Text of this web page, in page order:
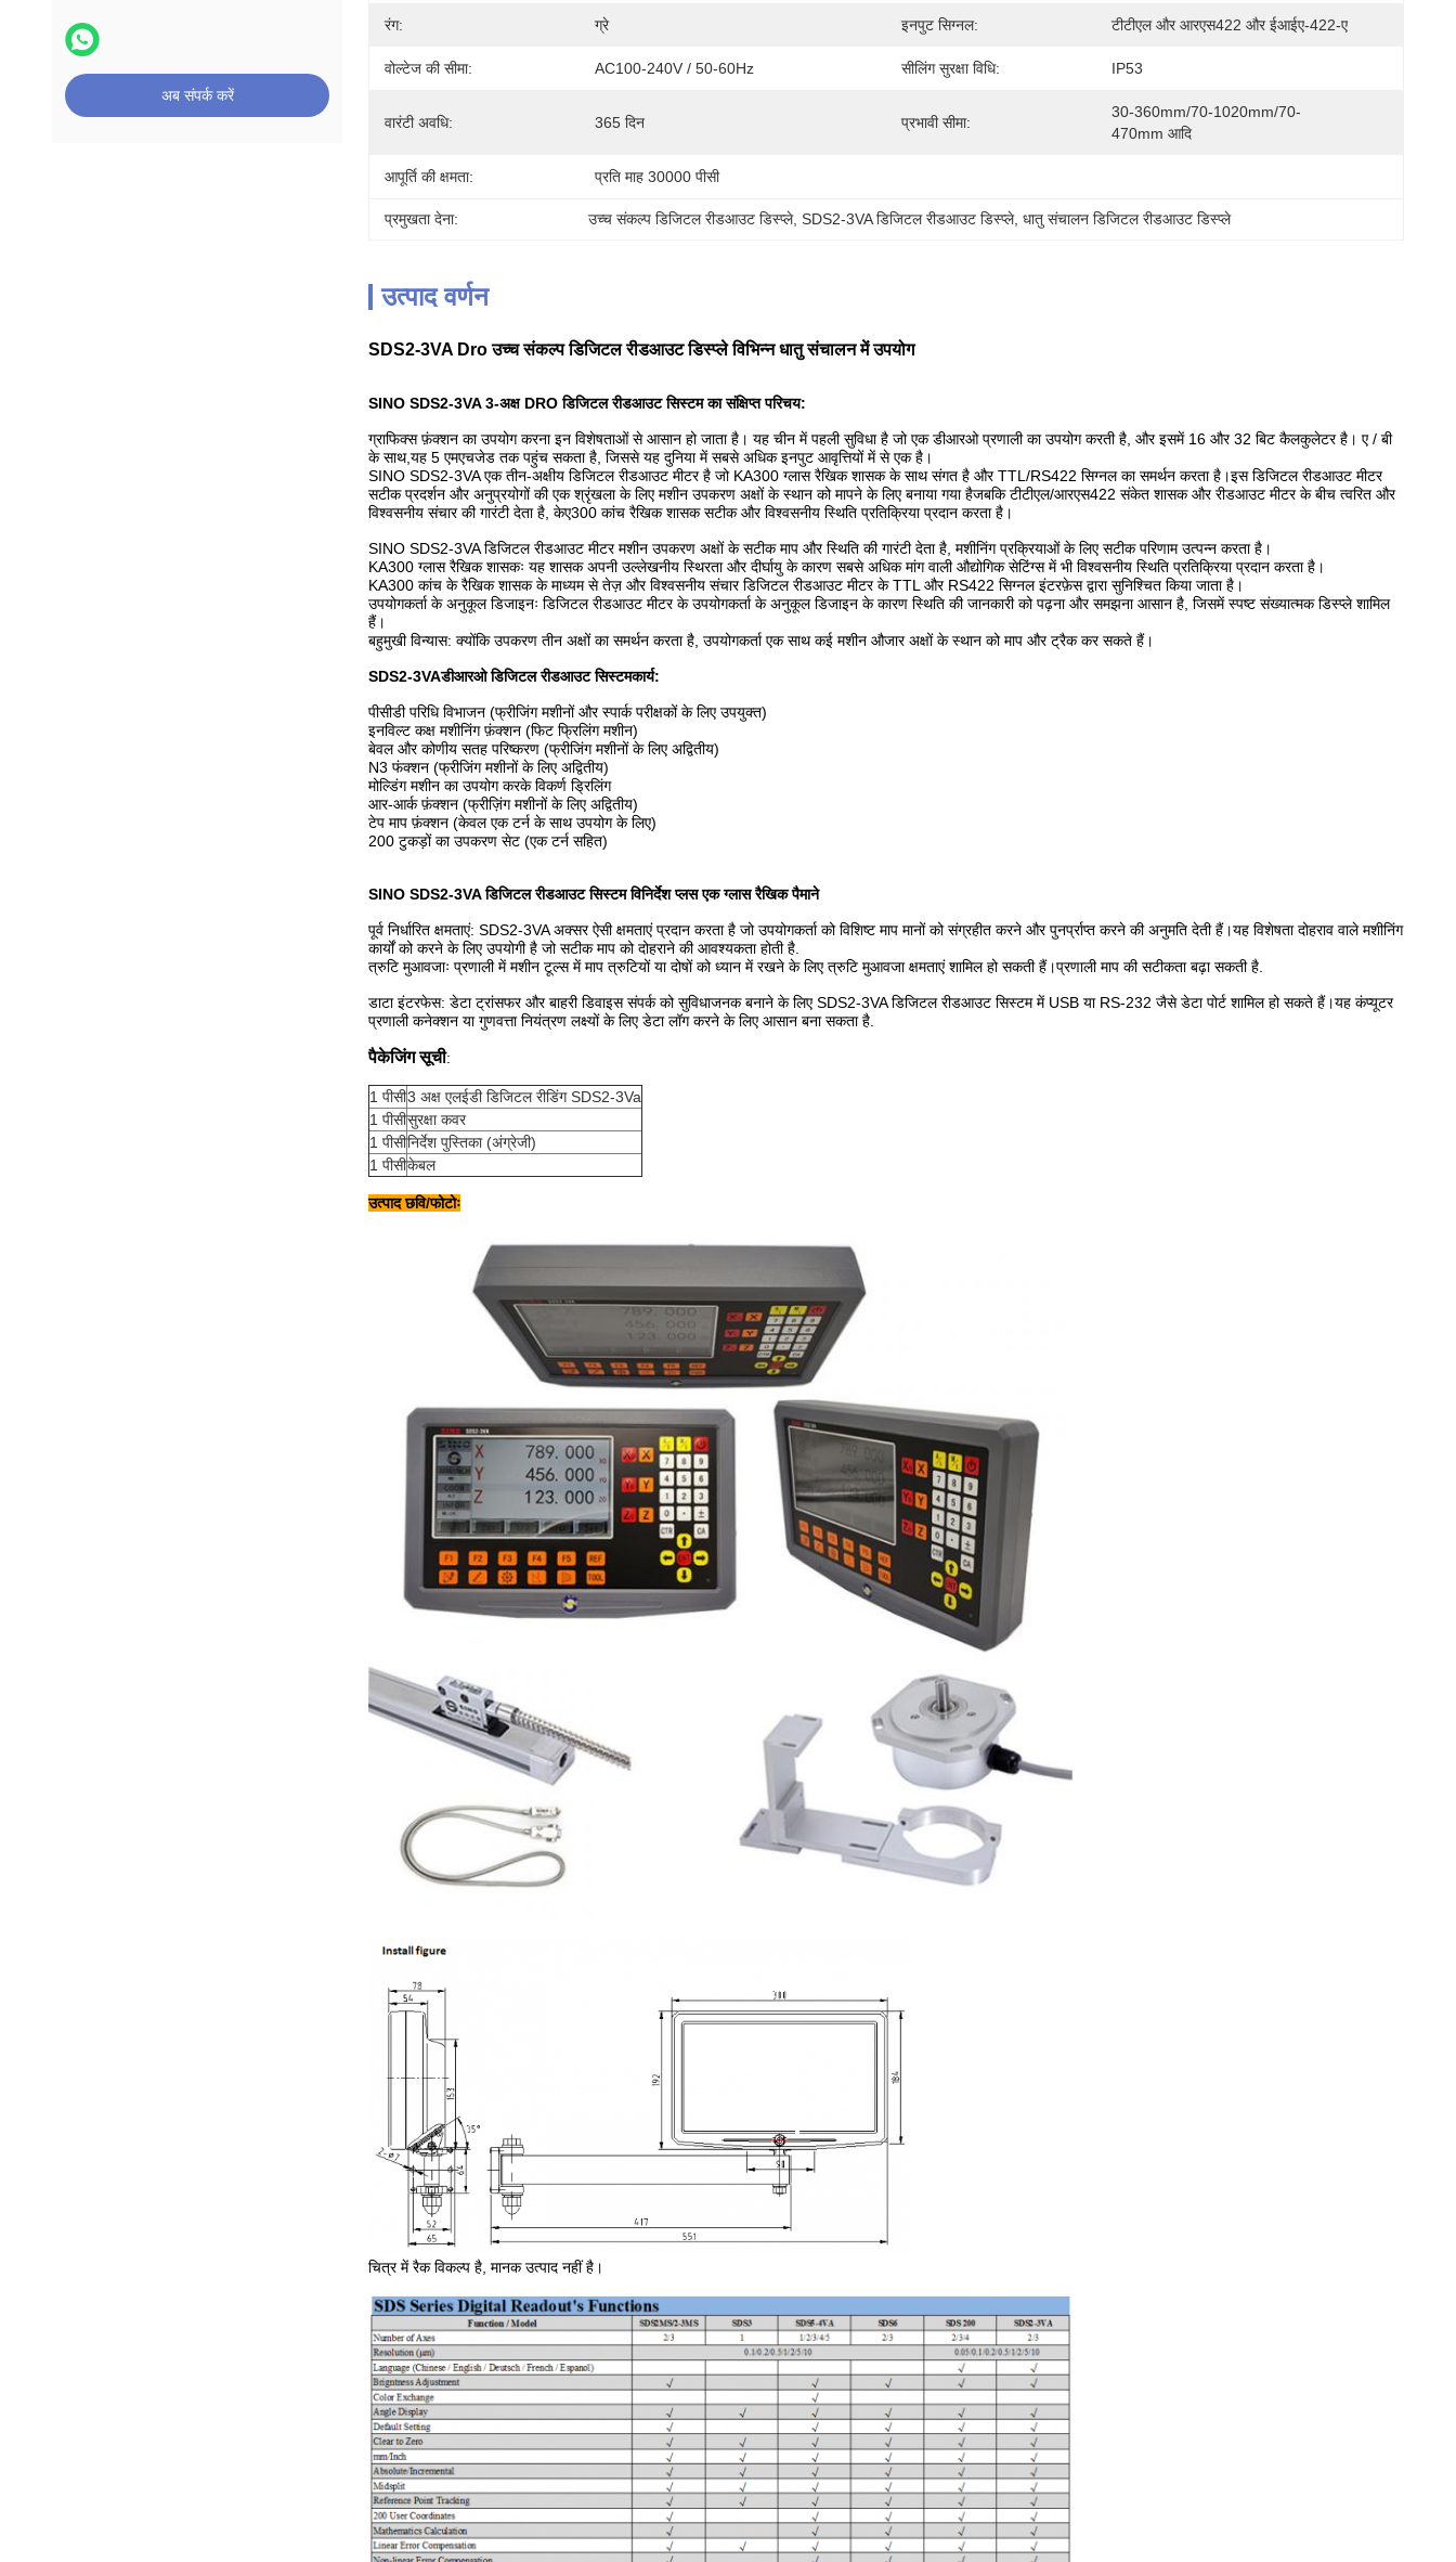
अब संपर्क करें
रंग: ग्रे इनपुट सिग्नल: टीटीएल और आरएस422 और ईआईए-422-ए
वोल्टेज की सीमा: AC100-240V / 50-60Hz सीलिंग सुरक्षा विधि: IP53
वारंटी अवधि: 365 दिन प्रभावी सीमा:
30-360mm/70-1020mm/70-
470mm आदि
आपूर्ति की क्षमता: प्रति माह 30000 पीसी
प्रमुखता देना: उच्च संकल्प डिजिटल रीडआउट डिस्प्ले, SDS2-3VA डिजिटल रीडआउट डिस्प्ले, धातु संचालन डिजिटल रीडआउट डिस्प्ले
उत्पाद वर्णन
SDS2-3VA Dro उच्च संकल्प डिजिटल रीडआउट डिस्प्ले विभिन्न धातु संचालन में उपयोग
SINO SDS2-3VA 3-अक्ष DRO डिजिटल रीडआउट सिस्टम का संक्षिप्त परिचय:
ग्राफिक्स फ़ंक्शन का उपयोग करना इन विशेषताओं से आसान हो जाता है। यह चीन में पहली सुविधा है जो एक डीआरओ प्रणाली का उपयोग करती है, और इसमें 16 और 32 बिट कैलकुलेटर है। ए / बी
के साथ,यह 5 एमएचजेड तक पहुंच सकता है, जिससे यह दुनिया में सबसे अधिक इनपुट आवृत्तियों में से एक है।
SINO SDS2-3VA एक तीन-अक्षीय डिजिटल रीडआउट मीटर है जो KA300 ग्लास रैखिक शासक के साथ संगत है और TTL/RS422 सिग्नल का समर्थन करता है।इस डिजिटल रीडआउट मीटर
सटीक प्रदर्शन और अनुप्रयोगों की एक श्रृंखला के लिए मशीन उपकरण अक्षों के स्थान को मापने के लिए बनाया गया हैजबकि टीटीएल/आरएस422 संकेत शासक और रीडआउट मीटर के बीच त्वरित और
विश्वसनीय संचार की गारंटी देता है, केए300 कांच रैखिक शासक सटीक और विश्वसनीय स्थिति प्रतिक्रिया प्रदान करता है।
SINO SDS2-3VA डिजिटल रीडआउट मीटर मशीन उपकरण अक्षों के सटीक माप और स्थिति की गारंटी देता है, मशीनिंग प्रक्रियाओं के लिए सटीक परिणाम उत्पन्न करता है।
KA300 ग्लास रैखिक शासकः यह शासक अपनी उल्लेखनीय स्थिरता और दीर्घायु के कारण सबसे अधिक मांग वाली औद्योगिक सेटिंग्स में भी विश्वसनीय स्थिति प्रतिक्रिया प्रदान करता है।
KA300 कांच के रैखिक शासक के माध्यम से तेज़ और विश्वसनीय संचार डिजिटल रीडआउट मीटर के TTL और RS422 सिग्नल इंटरफ़ेस द्वारा सुनिश्चित किया जाता है।
उपयोगकर्ता के अनुकूल डिजाइनः डिजिटल रीडआउट मीटर के उपयोगकर्ता के अनुकूल डिजाइन के कारण स्थिति की जानकारी को पढ़ना और समझना आसान है, जिसमें स्पष्ट संख्यात्मक डिस्प्ले शामिल
हैं।
बहुमुखी विन्यास: क्योंकि उपकरण तीन अक्षों का समर्थन करता है, उपयोगकर्ता एक साथ कई मशीन औजार अक्षों के स्थान को माप और ट्रैक कर सकते हैं।
SDS2-3VAडीआरओ डिजिटल रीडआउट सिस्टमकार्य:
पीसीडी परिधि विभाजन (फ्रीजिंग मशीनों और स्पार्क परीक्षकों के लिए उपयुक्त)
इनविल्ट कक्ष मशीनिंग फ़ंक्शन (फिट फ्रिलिंग मशीन)
बेवल और कोणीय सतह परिष्करण (फ्रीजिंग मशीनों के लिए अद्वितीय)
N3 फंक्शन (फ्रीजिंग मशीनों के लिए अद्वितीय)
मोल्डिंग मशीन का उपयोग करके विकर्ण ड्रिलिंग
आर-आर्क फ़ंक्शन (फ्रीज़िंग मशीनों के लिए अद्वितीय)
टेप माप फ़ंक्शन (केवल एक टर्न के साथ उपयोग के लिए)
200 टुकड़ों का उपकरण सेट (एक टर्न सहित)
SINO SDS2-3VA डिजिटल रीडआउट सिस्टम विनिर्देश प्लस एक ग्लास रैखिक पैमाने
पूर्व निर्धारित क्षमताएं: SDS2-3VA अक्सर ऐसी क्षमताएं प्रदान करता है जो उपयोगकर्ता को विशिष्ट माप मानों को संग्रहीत करने और पुनर्प्राप्त करने की अनुमति देती हैं।यह विशेषता दोहराव वाले मशीनिंग
कार्यों को करने के लिए उपयोगी है जो सटीक माप को दोहराने की आवश्यकता होती है.
त्रुटि मुआवजाः प्रणाली में मशीन टूल्स में माप त्रुटियों या दोषों को ध्यान में रखने के लिए त्रुटि मुआवजा क्षमताएं शामिल हो सकती हैं।प्रणाली माप की सटीकता बढ़ा सकती है.
डाटा इंटरफेस: डेटा ट्रांसफर और बाहरी डिवाइस संपर्क को सुविधाजनक बनाने के लिए SDS2-3VA डिजिटल रीडआउट सिस्टम में USB या RS-232 जैसे डेटा पोर्ट शामिल हो सकते हैं।यह कंप्यूटर
प्रणाली कनेक्शन या गुणवत्ता नियंत्रण लक्ष्यों के लिए डेटा लॉग करने के लिए आसान बना सकता है.
पैकेजिंग सूची:
1 पीसी3 अक्ष एलईडी डिजिटल रीडिंग SDS2-3Va
1 पीसीसुरक्षा कवर
1 पीसीनिर्देश पुस्तिका (अंग्रेजी)
1 पीसीकेबल
उत्पाद छवि/फोटोः
चित्र में रैक विकल्प है, मानक उत्पाद नहीं है।